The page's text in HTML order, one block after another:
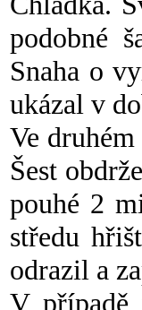
podobné
Snaha o
ukázal v
Ve
Šest
pouhé 2
středu
odrazil a
V případě